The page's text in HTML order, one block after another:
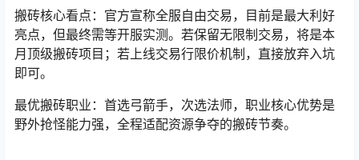
搬砖核心看点：官方宣称全服自由交易，目前是最大利好
亮点，但最终需等开服实测。若保留无限制交易，将是本
月顶级搬砖项目；若上线交易行限价机制，直接放弃入坑
即可。
最优搬砖职业：首选弓箭手，次选法师，职业核心优势是
野外抢怪能力强，全程适配资源争夺的搬砖节奏。